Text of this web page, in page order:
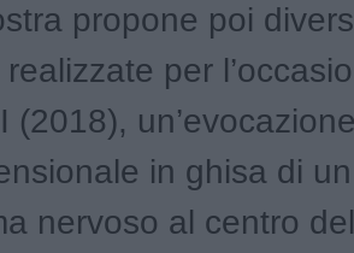
propone poi
per
(2018),
in ghisa di
nervoso al centro